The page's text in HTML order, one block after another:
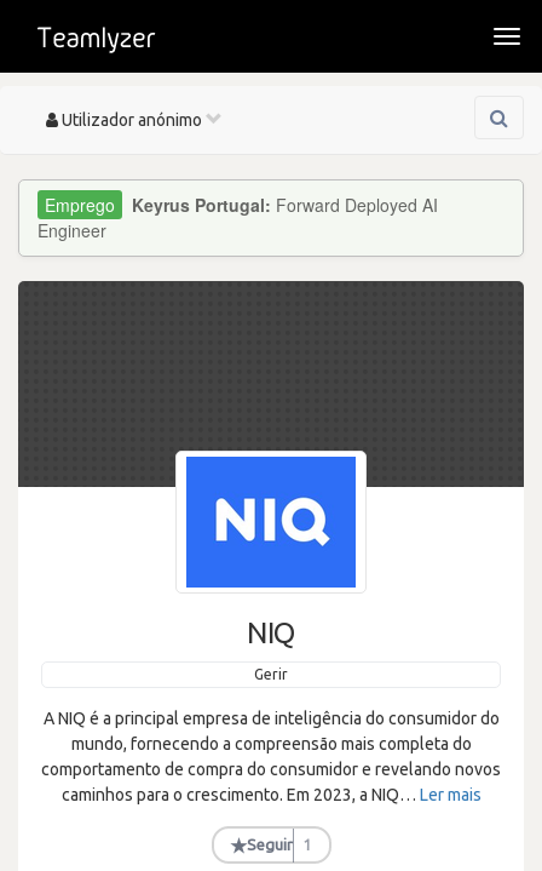
Toggle
Utilizador anónimo
Keyrus Portugal: Forward Deployed AI
Engineer
NIQ
Gerir
A NIQ é a principal empresa de inteligência do consumidor do
mundo, fornecendo a compreensão mais completa do
comportamento de compra do consumidor e revelando novos
caminhos para o crescimento. Em 2023, a NIQ… Ler mais
★Seguir 1